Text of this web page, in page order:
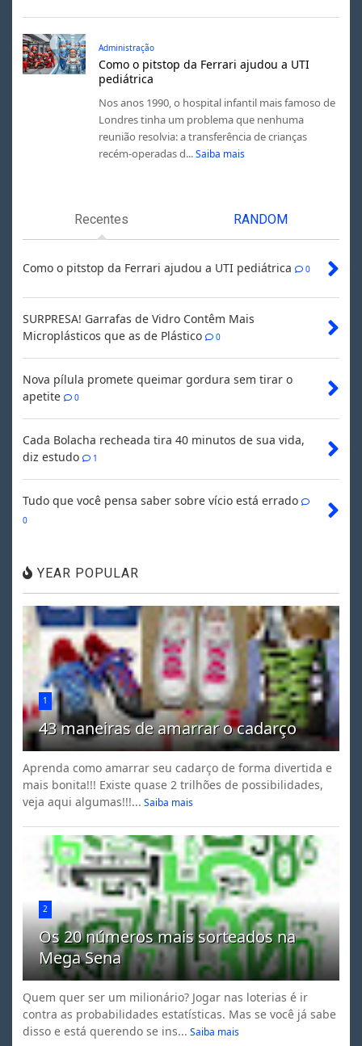
Administração
Como o pitstop da Ferrari ajudou a UTI
pediátrica
Nos anos 1990, o hospital infantil mais famoso de
Londres tinha um problema que nenhuma
reunião resolvia: a transferência de crianças
recém-operadas d... Saiba mais
Recentes RANDOM
Como o pitstop da Ferrari ajudou a UTI pediátrica 0
SURPRESA! Garrafas de Vidro Contêm Mais
Microplásticos que as de Plástico
0
Nova pílula promete queimar gordura sem tirar o
apetite
0
Cada Bolacha recheada tira 40 minutos de sua vida,
diz estudo
1
Tudo que você pensa saber sobre vício está errado
0
YEAR POPULAR
1
43 maneiras de amarrar o cadarço
Aprenda como amarrar seu cadarço de forma divertida e
mais bonita!!! Existe quase 2 trilhões de possibilidades,
veja aqui algumas!!!... Saiba mais
2
Os 20 números mais sorteados na
Mega Sena
Quem quer ser um milionário? Jogar nas loterias é ir
contra as probabilidades estatísticas. Mas se você já sabe
disso e está querendo se ins... Saiba mais